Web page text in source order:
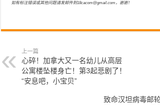
如有标注错误或其他问题请发邮件到18cacom@gmail.com，谢谢！
上一篇
心碎！加拿大又一名幼儿从高层
公寓楼坠楼身亡！第3起悲剧了！
“安息吧，小宝贝”
致命汉坦病毒邮